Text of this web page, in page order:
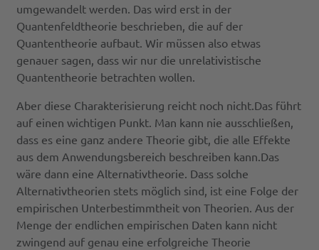
umgewandelt werden. Das wird erst in der
Quantenfeldtheorie beschrieben, die auf der
Quantentheorie aufbaut. Wir müssen also etwas
genauer sagen, dass wir nur die unrelativistische
Quantentheorie betrachten wollen.
Aber diese Charakterisierung reicht noch nicht.Das führt
auf einen wichtigen Punkt. Man kann nie ausschließen,
dass es eine ganz andere Theorie gibt, die alle Effekte
aus dem Anwendungsbereich beschreiben kann.Das
wäre dann eine Alternativtheorie. Dass solche
Alternativtheorien stets möglich sind, ist eine Folge der
empirischen Unterbestimmtheit von Theorien. Aus der
Menge der endlichen empirischen Daten kann nicht
zwingend auf genau eine erfolgreiche Theorie